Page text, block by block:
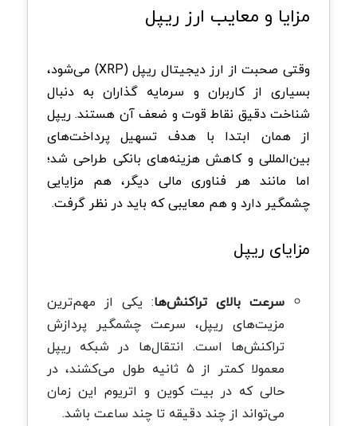
مزایا و معایب ارز ریپل
وقتی صحبت از ارز دیجیتال ریپل(XRP) می‌شود،
بسیاری از کاربران و سرمایه گذاران به دنبال
شناخت دقیق نقاط قوت و ضعف آن هستند. ریپل
از همان ابتدا با هدف تسهیل پرداخت‌های
بین‌المللی و کاهش هزینه‌های بانکی طراحی شد؛
اما مانند هر فناوری مالی دیگر، هم مزایایی
چشمگیر دارد و هم معایبی که باید در نظر گرفت.
مزایای ریپل
سرعت بالای تراکنش‌ها: یکی از مهم‌ترین
مزیت‌های ریپل، سرعت چشمگیر پردازش
تراکنش‌ها است. انتقال‌ها در شبکه ریپل
معمولا کمتر از ۵ ثانیه طول می‌کشند، در
حالی که در بیت کوین و اتریوم این زمان
می‌تواند از چند دقیقه تا چند ساعت باشد.